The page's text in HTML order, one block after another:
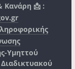
Κανάρη 📩 :
Υμηττού